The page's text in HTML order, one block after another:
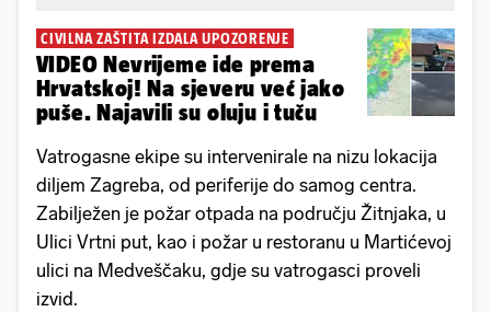
CIVILNA ZAŠTITA IZDALA UPOZORENJE
VIDEO Nevrijeme ide prema
Hrvatskoj! Na sjeveru već jako
puše. Najavili su oluju i tuču
Vatrogasne ekipe su intervenirale na nizu lokacija
diljem Zagreba, od periferije do samog centra.
Zabilježen je požar otpada na području Žitnjaka, u
Ulici Vrtni put, kao i požar u restoranu u Martićevoj
ulici na Medveščaku, gdje su vatrogasci proveli
izvid.